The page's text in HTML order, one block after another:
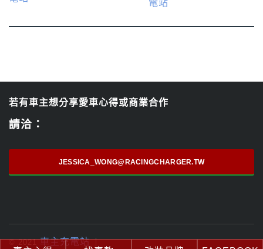
若有車主想分享愛車心得或商業合作
請洽：
JESSICA_WONG@RACINGCHARGER.TW
© 2021車主充電站